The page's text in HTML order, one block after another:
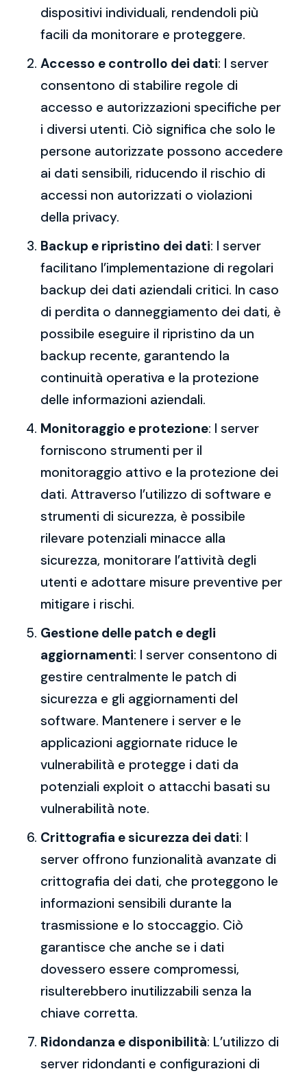
dispositivi individuali, rendendoli più
facili da monitorare e proteggere.
Accesso e controllo dei dati: I server
consentono di stabilire regole di
accesso e autorizzazioni specifiche per
i diversi utenti. Ciò significa che solo le
persone autorizzate possono accedere
ai dati sensibili, riducendo il rischio di
accessi non autorizzati o violazioni
della privacy.
Backup e ripristino dei dati: I server
facilitano l’implementazione di regolari
backup dei dati aziendali critici. In caso
di perdita o danneggiamento dei dati, è
possibile eseguire il ripristino da un
backup recente, garantendo la
continuità operativa e la protezione
delle informazioni aziendali.
Monitoraggio e protezione: I server
forniscono strumenti per il
monitoraggio attivo e la protezione dei
dati. Attraverso l’utilizzo di software e
strumenti di sicurezza, è possibile
rilevare potenziali minacce alla
sicurezza, monitorare l’attività degli
utenti e adottare misure preventive per
mitigare i rischi.
Gestione delle patch e degli
aggiornamenti: I server consentono di
gestire centralmente le patch di
sicurezza e gli aggiornamenti del
software. Mantenere i server e le
applicazioni aggiornate riduce le
vulnerabilità e protegge i dati da
potenziali exploit o attacchi basati su
vulnerabilità note.
Crittografia e sicurezza dei dati: I
server offrono funzionalità avanzate di
crittografia dei dati, che proteggono le
informazioni sensibili durante la
trasmissione e lo stoccaggio. Ciò
garantisce che anche se i dati
dovessero essere compromessi,
risulterebbero inutilizzabili senza la
chiave corretta.
Ridondanza e disponibilità: L’utilizzo di
server ridondanti e configurazioni di